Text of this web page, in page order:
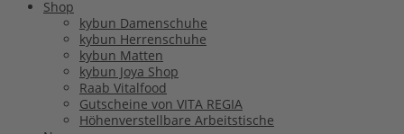
Shop
kybun Damenschuhe
kybun Herrenschuhe
kybun Matten
kybun Joya Shop
Raab Vitalfood
Gutscheine von VITA REGIA
Höhenverstellbare Arbeitstische